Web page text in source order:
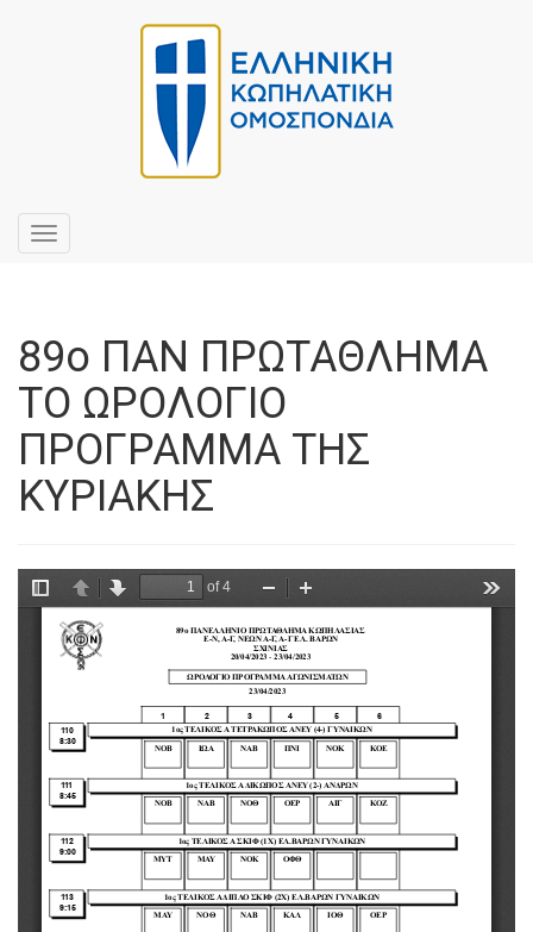
Toggle
navigation
89ο ΠΑΝ ΠΡΩΤΑΘΛΗΜΑ
ΤΟ ΩΡΟΛΟΓΙΟ
ΠΡΟΓΡΑΜΜΑ ΤΗΣ
ΚΥΡΙΑΚΗΣ